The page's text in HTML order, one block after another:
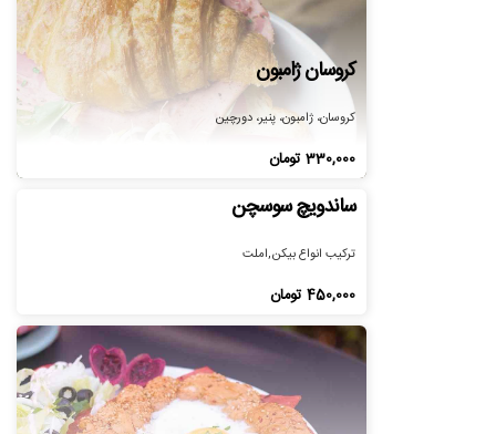
کروسان ژامبون
کروسان، ژامبون، پنیر، دورچین
330,000تومان
ساندویچ سوسچن
ترکیب انواع بیکن,املت
450,000تومان